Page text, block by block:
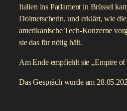
Italien ins Parlament in Brüssel
Dolmetscherin, und erklärt, wie
amerikanische Tech-Konzerne
sie das für nötig hält.
Am Ende empfiehlt sie „Empire
Das Gespräch wurde am